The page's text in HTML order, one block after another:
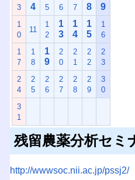
3
4 5 6 7 8 9
1
0
11
1
2
1
3
1
4
1
5
1
6
1
7
1
8
1
9
2
0
2
1
2
2
2
3
2
4
2
5
2
6
2
7
2
8
2
9
3
0
3
1
残留農薬分析セミ
http://wwwsoc.nii.ac.jp/pssj2/